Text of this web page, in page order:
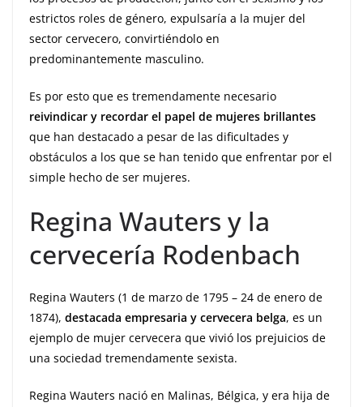
estrictos roles de género, expulsaría a la mujer del
sector cervecero, convirtiéndolo en
predominantemente masculino.
Es por esto que es tremendamente necesario
reivindicar y recordar el papel de mujeres brillantes
que han destacado a pesar de las dificultades y
obstáculos a los que se han tenido que enfrentar por el
simple hecho de ser mujeres.
Regina Wauters y la
cervecería Rodenbach
Regina Wauters (1 de marzo de 1795 – 24 de enero de
1874), destacada empresaria y cervecera belga, es un
ejemplo de mujer cervecera que vivió los prejuicios de
una sociedad tremendamente sexista.
Regina Wauters nació en Malinas, Bélgica, y era hija de